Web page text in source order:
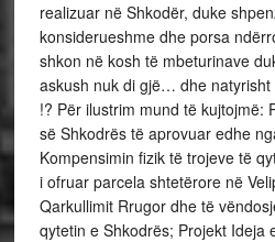
realizuar në Shkodër, duke
konsiderueshme dhe porsa
shkon në kosh të mbeturinave
askush nuk di gjë… dhe natyrisht
!? Për ilustrim mund të kujtojmë:
së Shkodrës të aprovuar edhe
Kompensimin fizik të trojeve të
i ofruar parcela shtetërore në
Qarkullimit Rrugor dhe të
qytetin e Shkodrës; Projekt Ideja